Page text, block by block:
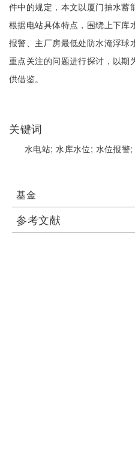
件中的规定，本文以厦门抽水蓄
根据电站具体特点，围绕上下库
报警、主厂房最低处防水淹浮球
重点关注的问题进行探讨，以期
供借鉴。
关键词
水电站;水库水位; 水位报警;
基金
参考文献